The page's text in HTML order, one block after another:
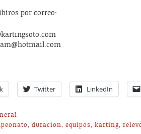
por correo:
Twitter LinkedIn
,duracion,equipos,karting,